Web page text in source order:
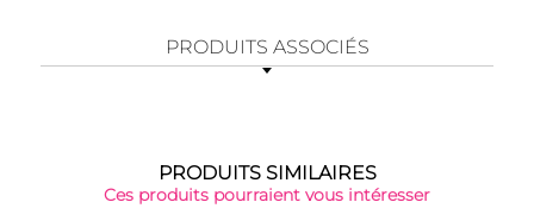
PRODUITS ASSOCIÉS
PRODUITS SIMILAIRES
Ces produits pourraient vous intéresser